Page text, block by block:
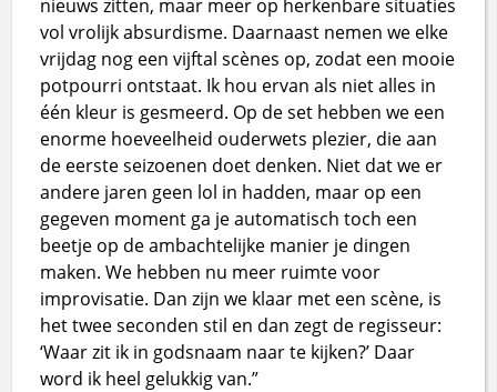
nieuws zitten, maar meer op herkenbare situaties
vol vrolijk absurdisme. Daarnaast nemen we elke
vrijdag nog een vijftal scènes op, zodat een mooie
potpourri ontstaat. Ik hou ervan als niet alles in
één kleur is gesmeerd. Op de set hebben we een
enorme hoeveelheid ouderwets plezier, die aan
de eerste seizoenen doet denken. Niet dat we er
andere jaren geen lol in hadden, maar op een
gegeven moment ga je automatisch toch een
beetje op de ambachtelijke manier je dingen
maken. We hebben nu meer ruimte voor
improvisatie. Dan zijn we klaar met een scène, is
het twee seconden stil en dan zegt de regisseur:
‘Waar zit ik in godsnaam naar te kijken?’ Daar
word ik heel gelukkig van.”